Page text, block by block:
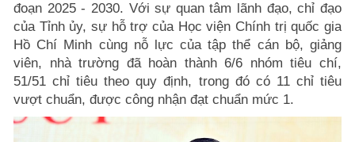
đoạn 2025 - 2030. Với sự quan tâm lãnh đạo, chỉ đạo
của Tỉnh ủy, sự hỗ trợ của Học viện Chính trị quốc gia
Hồ Chí Minh cùng nỗ lực của tập thể cán bộ, giảng
viên, nhà trường đã hoàn thành 6/6 nhóm tiêu chí,
51/51 chỉ tiêu theo quy định, trong đó có 11 chỉ tiêu
vượt chuẩn, được công nhận đạt chuẩn mức 1.